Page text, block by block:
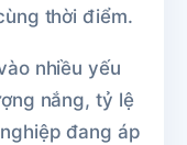
thời điểm.
nhiều yếu
nắng, tỷ lệ
đang áp